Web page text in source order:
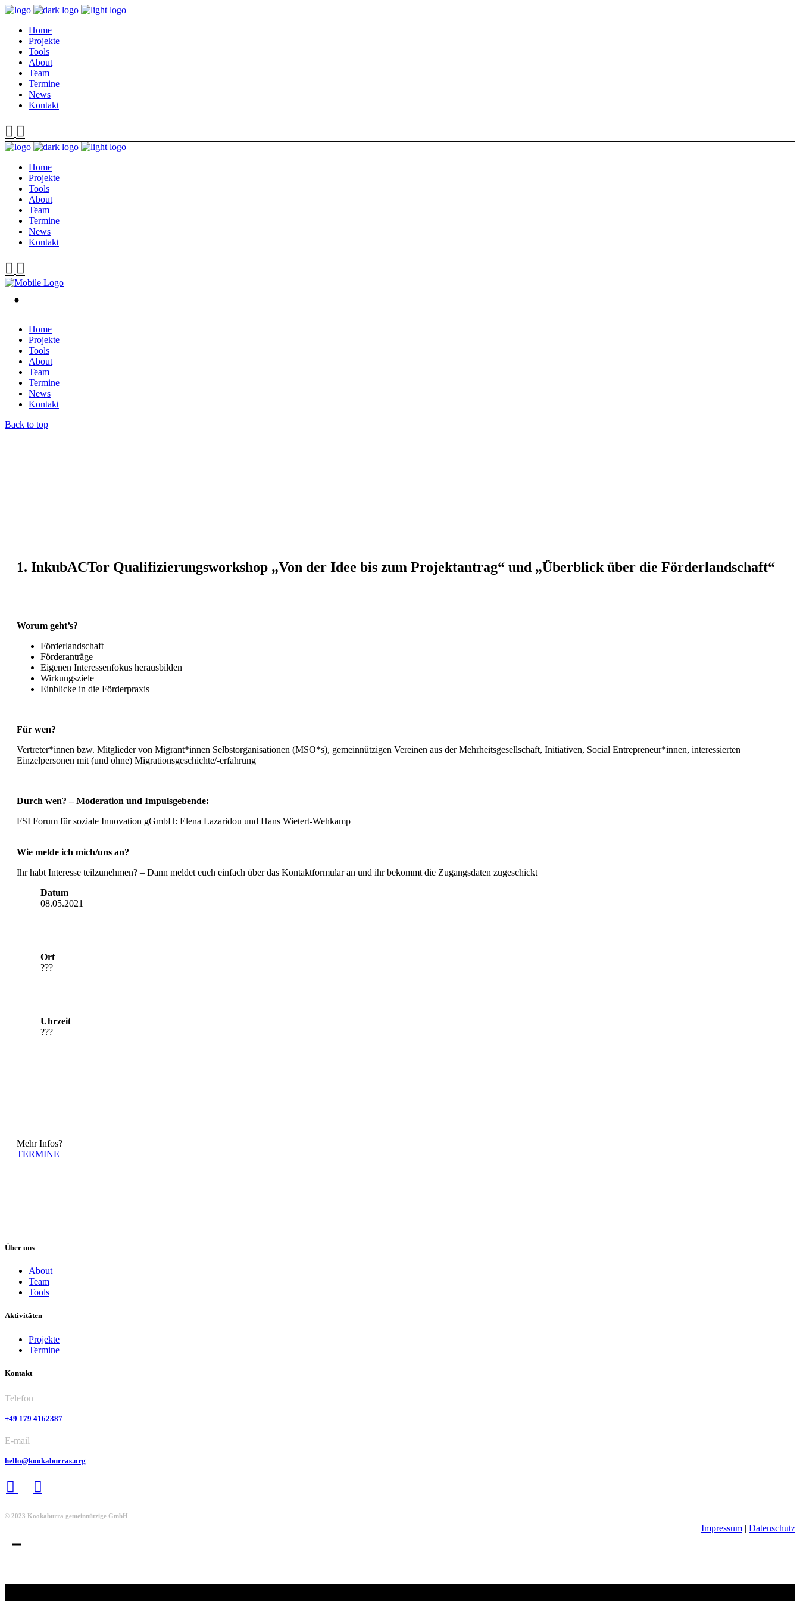
Home
Projekte
Tools
About
Team
Termine
News
Kontakt
Home
Projekte
Tools
About
Team
Termine
News
Kontakt
Home
Projekte
Tools
About
Team
Termine
News
Kontakt
Back to top
1. InkubACTor Qualifizierungsworkshop „Von der Idee bis zum Projektantrag“ und „Überblick über die Förderlandschaft“
Worum geht’s?
Förderlandschaft
Förderanträge
Eigenen Interessenfokus herausbilden
Wirkungsziele
Einblicke in die Förderpraxis
Für wen?
Vertreter*innen bzw. Mitglieder von Migrant*innen Selbstorganisationen (MSO*s), gemeinnützigen Vereinen aus der Mehrheitsgesellschaft, Initiativen, Social Entrepreneur*innen, interessierten
Einzelpersonen mit (und ohne) Migrationsgeschichte/-erfahrung
Durch wen? – Moderation und Impulsgebende:
FSI Forum für soziale Innovation gGmbH: Elena Lazaridou und Hans Wietert-Wehkamp
Wie melde ich mich/uns an?
Ihr habt Interesse teilzunehmen? – Dann meldet euch einfach über das Kontaktformular an und ihr bekommt die Zugangsdaten zugeschickt
Datum
08.05.2021
Ort
???
Uhrzeit
???
Mehr Infos?
TERMINE
Über uns
About
Team
Tools
Aktivitäten
Projekte
Termine
Kontakt
Telefon
+49 179 4162387
E-mail
hello@kookaburras.org
© 2023 Kookaburra gemeinnützige GmbH
Impressum | Datenschutz